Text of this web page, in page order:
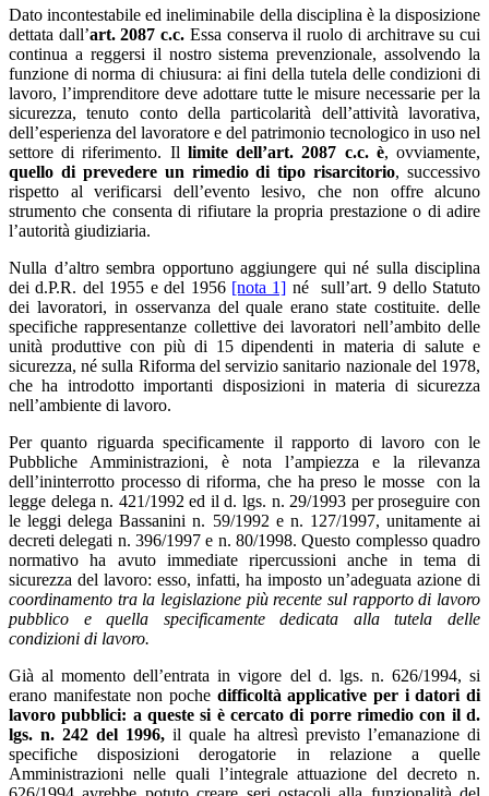
Dato incontestabile ed ineliminabile della disciplina è la disposizione
dettata dall’art. 2087 c.c. Essa conserva il ruolo di architrave su cui
continua a reggersi il nostro sistema prevenzionale, assolvendo la
funzione di norma di chiusura: ai fini della tutela delle condizioni di
lavoro, l’imprenditore deve adottare tutte le misure necessarie per la
sicurezza, tenuto conto della particolarità dell’attività lavorativa,
dell’esperienza del lavoratore e del patrimonio tecnologico in uso nel
settore di riferimento. Il limite dell’art. 2087 c.c. è, ovviamente,
quello di prevedere un rimedio di tipo risarcitorio, successivo
rispetto al verificarsi dell’evento lesivo, che non offre alcuno
strumento che consenta di rifiutare la propria prestazione o di adire
l’autorità giudiziaria.
Nulla d’altro sembra opportuno aggiungere qui né sulla disciplina
dei d.P.R. del 1955 e del 1956 [nota 1] né sull’art. 9 dello Statuto
dei lavoratori, in osservanza del quale erano state costituite. delle
specifiche rappresentanze collettive dei lavoratori nell’ambito delle
unità produttive con più di 15 dipendenti in materia di salute e
sicurezza, né sulla Riforma del servizio sanitario nazionale del 1978,
che ha introdotto importanti disposizioni in materia di sicurezza
nell’ambiente di lavoro.
Per quanto riguarda specificamente il rapporto di lavoro con le
Pubbliche Amministrazioni, è nota l’ampiezza e la rilevanza
dell’ininterrotto processo di riforma, che ha preso le mosse con la
legge delega n. 421/1992 ed il d. lgs. n. 29/1993 per proseguire con
le leggi delega Bassanini n. 59/1992 e n. 127/1997, unitamente ai
decreti delegati n. 396/1997 e n. 80/1998. Questo complesso quadro
normativo ha avuto immediate ripercussioni anche in tema di
sicurezza del lavoro: esso, infatti, ha imposto un’adeguata azione di
coordinamento tra la legislazione più recente sul rapporto di lavoro
pubblico e quella specificamente dedicata alla tutela delle
condizioni di lavoro.
Già al momento dell’entrata in vigore del d. lgs. n. 626/1994, si
erano manifestate non poche difficoltà applicative per i datori di
lavoro pubblici: a queste si è cercato di porre rimedio con il d.
lgs. n. 242 del 1996, il quale ha altresì previsto l’emanazione di
specifiche disposizioni derogatorie in relazione a quelle
Amministrazioni nelle quali l’integrale attuazione del decreto n.